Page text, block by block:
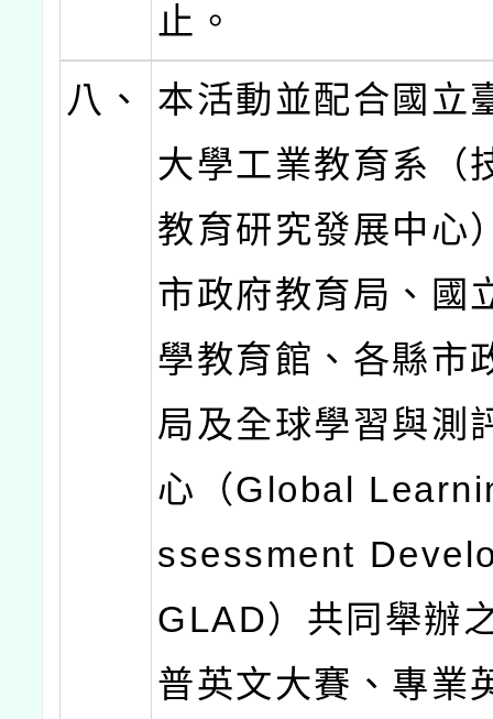
止。
八、
本活動並配合國立
大學工業教育系（
教育研究發展中心
市政府教育局、國
學教育館、各縣市
局及全球學習與測
心（Global
ssessment
GLAD）共同舉辦
普英文大賽、專業